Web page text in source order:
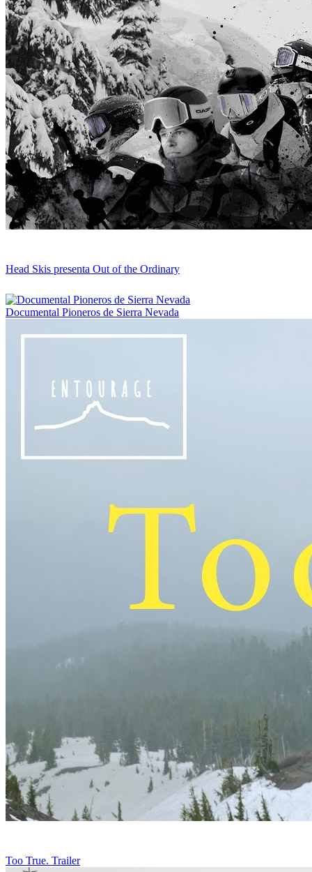
Head Skis presenta Out of the Ordinary
Documental Pioneros de Sierra Nevada
Too True. Trailer